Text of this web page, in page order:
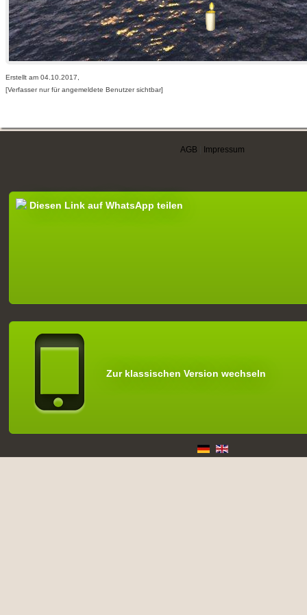
Erstellt am 04.10.2017,
[Verfasser nur für angemeldete Benutzer sichtbar]
AGB Impressum
Diesen Link auf WhatsApp teilen
Zur klassischen Version wechseln